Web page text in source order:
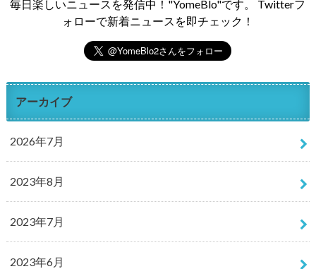
毎日楽しいニュースを発信中！"YomeBlo"です。 Twitterフ
ォローで新着ニュースを即チェック！
アーカイブ
2026年7月
2023年8月
2023年7月
2023年6月